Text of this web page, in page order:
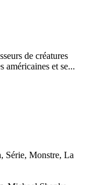
de créatures
américaines et se...
Série, Monstre, La